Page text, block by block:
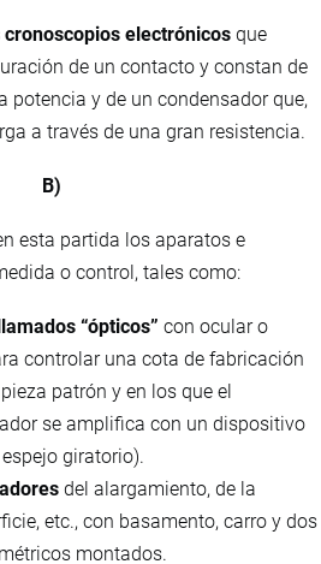
electrónicos que
de un contacto y constan de
potencia y de un condensador que,
a través de una gran resistencia.
B)
esta partida los aparatos e
o control, tales como:
“ópticos” con ocular o
controlar una cota de fabricación
patrón y en los que el
se amplifica con un dispositivo
giratorio).
del alargamiento, de la
etc., con basamento, carro y dos
montados.